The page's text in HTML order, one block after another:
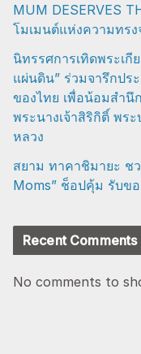
MUM DESERVES
โมเมนต์แห่งความทรง
นิทรรศการเทิดพระเกี
แผ่นดิน” ร่วมจารึกปร
ของไทย เพื่อน้อมสำ
พระนางเจ้าสิริกิติ์ พ
หลวง
สยาม ทาคาชิมายะ ช
Moms” ช็อปคุ้ม รับข
Recent Comments
No comments to